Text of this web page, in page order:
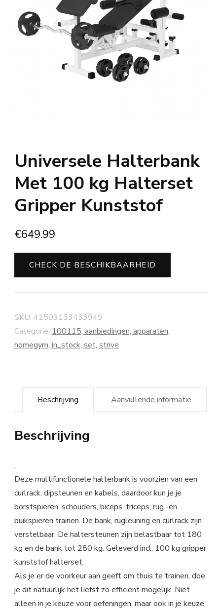
Universele Halterbank
Met 100 kg Halterset
Gripper Kunststof
€649.99
CHECK DE BESCHIKBAARHEID
SKU: 41503133433949
Categorie: 100115, aanbiedingen, apparaten,
homegym, in_stock, set, strive
Beschrijving Aanvullende informatie
Beschrijving
.
Deze multifunctionele halterbank is voorzien van een
curlrack, dipsteunen en kabels, daardoor kun je je
borstspieren, schouders, biceps, triceps, rug -en
buikspieren trainen. De bank, rugleuning en curlrack zijn
verstelbaar. De haltersteunen zijn belastbaar tot 180
kg en de bank tot 280 kg. Geleverd incl. 100 kg gripper
kunststof halterset.
Als je er de voorkeur aan geeft om thuis te trainen, doe
je dit natuurlijk het liefst zo efficiënt mogelijk. Niet
alleen in je keuze voor oefeningen, maar ook in je keuze